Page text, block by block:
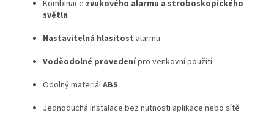
Kombinace zvukového alarmu a stroboskopického
světla
Nastavitelná hlasitost alarmu
Voděodolné provedenípro venkovní použití
Odolný materiálABS
Jednoduchá instalace bez nutnosti aplikace nebo sítě